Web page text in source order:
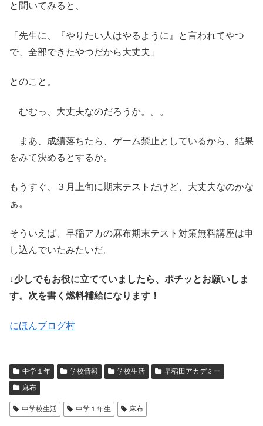
と聞いてみると、
「先生に、『やりたい人はやるように』と言われてやつ
で、全部できたやつだから大丈夫」
とのこと。
むむっ、大丈夫なのだろうか。。。
まあ、成績落ちたら、ゲーム禁止としているから、結果
をみて決めるとするか。
もうすぐ、３月上旬に期末テストだけど、大丈夫なのかな
ぁ。
そういえば、早稲アカの麻布期末テスト対策無料講座は申
し込んでいたみたいだ。
↓少しでもお役に立てていましたら、ポチッとお願いしま
す。次を書く燃料補給になります！
にほんブログ村
中学１年 学校情報 学校生活
早稲田アカデミー
麻布
中学校生活 中学１年生 麻布